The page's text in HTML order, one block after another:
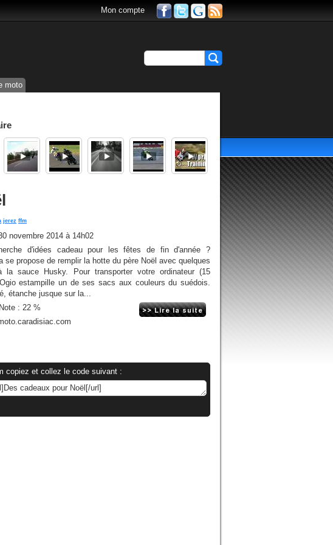
Mon compte
moto
jerez ffm
novembre 2014 à 14h02
d'idées cadeau pour les fêtes de fin d'année ?
se propose de remplir la hotte du père Noël avec quelques
la sauce Husky. Pour transporter votre ordinateur (15
estampille un de ses sacs aux couleurs du suédois.
étanche jusque sur la...
Note : 22 %
copiez et collez le code suivant :